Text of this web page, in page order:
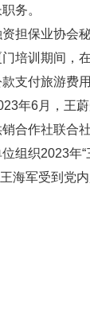
务。
担保业协会
培训期间，
支付旅游费
年6月，王
合作社联合
组织2023年“
海军受到党